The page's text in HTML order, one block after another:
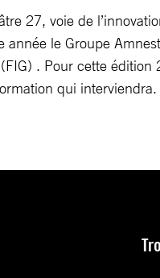
27, voie de
année le Groupe
. Pour cette
qui